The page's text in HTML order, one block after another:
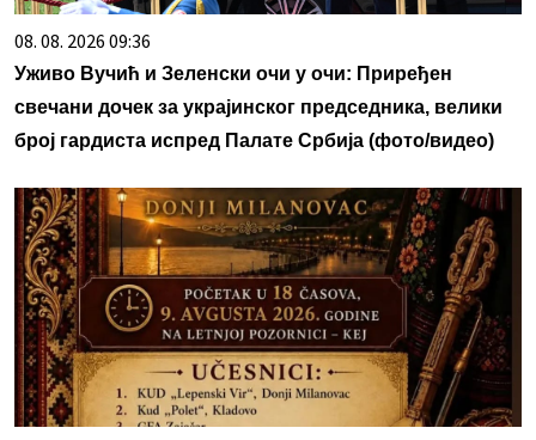
08. 08. 2026 09:36
Уживо Вучић и Зеленски очи у очи: Приређен
свечани дочек за украјинског председника, велики
број гардиста испред Палате Србија (фото/видео)